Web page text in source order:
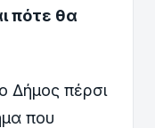
πότε θα
Δήμος πέρσι
που